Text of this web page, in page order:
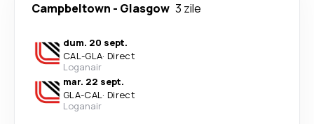
Campbeltown - Glasgow 3 zile
dum. 20 sept.
CAL-GLA· Direct
Loganair
mar. 22 sept.
GLA-CAL· Direct
Loganair